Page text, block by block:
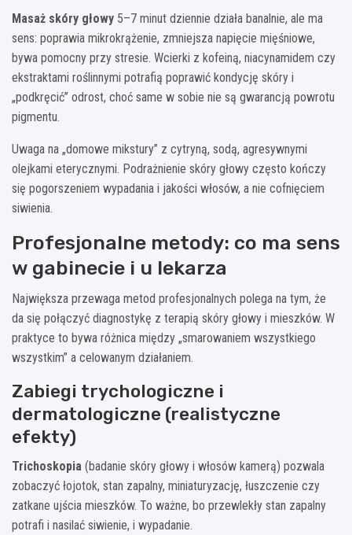
Masaż skóry głowy 5–7 minut dziennie działa banalnie, ale ma
sens: poprawia mikrokrążenie, zmniejsza napięcie mięśniowe,
bywa pomocny przy stresie. Wcierki z kofeiną, niacynamidem czy
ekstraktami roślinnymi potrafią poprawić kondycję skóry i
„podkręcić” odrost, choć same w sobie nie są gwarancją powrotu
pigmentu.
Uwaga na „domowe mikstury” z cytryną, sodą, agresywnymi
olejkami eterycznymi. Podrażnienie skóry głowy często kończy
się pogorszeniem wypadania i jakości włosów, a nie cofnięciem
siwienia.
Profesjonalne metody: co ma sens
w gabinecie i u lekarza
Największa przewaga metod profesjonalnych polega na tym, że
da się połączyć diagnostykę z terapią skóry głowy i mieszków. W
praktyce to bywa różnica między „smarowaniem wszystkiego
wszystkim” a celowanym działaniem.
Zabiegi trychologiczne i
dermatologiczne (realistyczne
efekty)
Trichoskopia (badanie skóry głowy i włosów kamerą) pozwala
zobaczyć łojotok, stan zapalny, miniaturyzację, łuszczenie czy
zatkane ujścia mieszków. To ważne, bo przewlekły stan zapalny
potrafi i nasilać siwienie, i wypadanie.